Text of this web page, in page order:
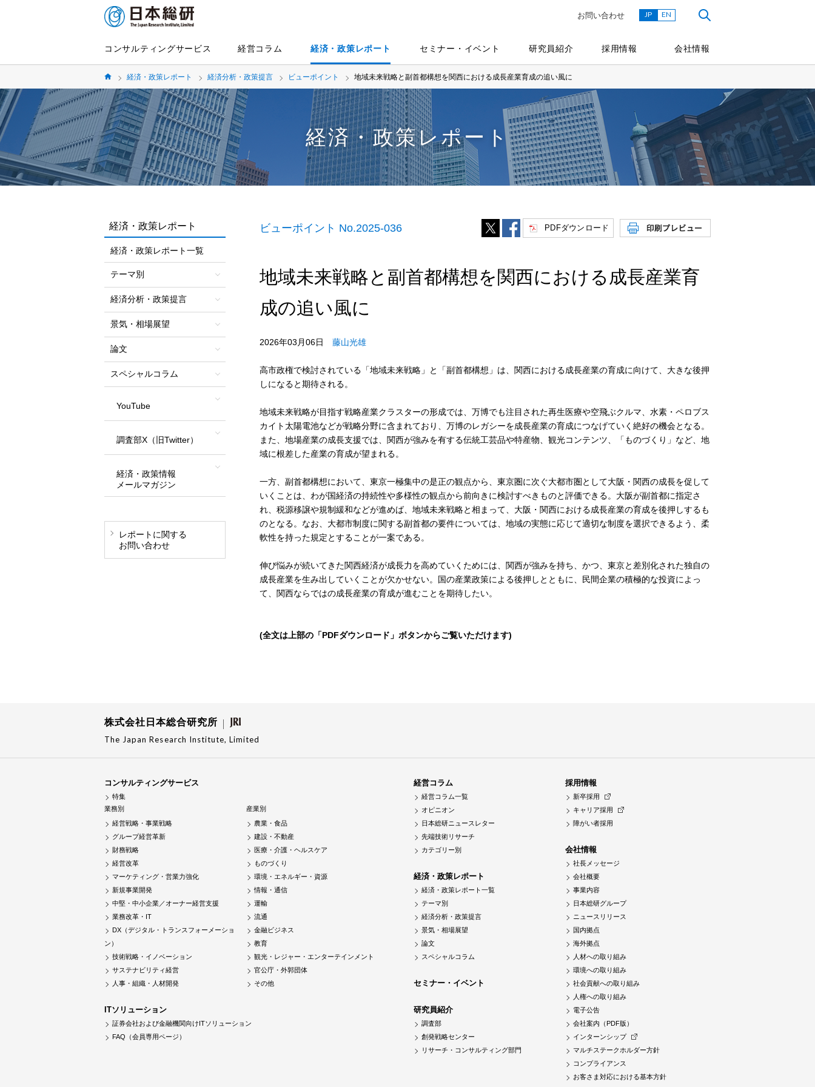
コンサルティングサービス 経営コラム 経済・政策レポート セミナー・イベント 研究員紹介 採用情報 会社情報
お問い合わせ JP EN
経済・政策レポート 経済分析・政策提言 ビューポイント 地域未来戦略と副首都構想を関西における成長産業育成の追い風に
経済・政策レポート
PDFダウンロード
ビューポイント No.2025-036
地域未来戦略と副首都構想を関西における成長産業育
成の追い風に
2026年03月06日 藤山光雄
高市政権で検討されている「地域未来戦略」と「副首都構想」は、関西における成長産業の育成に向けて、大きな後押
しになると期待される。
地域未来戦略が目指す戦略産業クラスターの形成では、万博でも注目された再生医療や空飛ぶクルマ、水素・ペロブス
カイト太陽電池などが戦略分野に含まれており、万博のレガシーを成長産業の育成につなげていく絶好の機会となる。
また、地場産業の成長支援では、関西が強みを有する伝統工芸品や特産物、観光コンテンツ、「ものづくり」など、地
域に根差した産業の育成が望まれる。
一方、副首都構想において、東京一極集中の是正の観点から、東京圏に次ぐ大都市圏として大阪・関西の成長を促して
いくことは、わが国経済の持続性や多様性の観点から前向きに検討すべきものと評価できる。大阪が副首都に指定さ
れ、税源移譲や規制緩和などが進めば、地域未来戦略と相まって、大阪・関西における成長産業の育成を後押しするも
のとなる。なお、大都市制度に関する副首都の要件については、地域の実態に応じて適切な制度を選択できるよう、柔
軟性を持った規定とすることが一案である。
伸び悩みが続いてきた関西経済が成長力を高めていくためには、関西が強みを持ち、かつ、東京と差別化された独自の
成長産業を生み出していくことが欠かせない。国の産業政策による後押しとともに、民間企業の積極的な投資によっ
て、関西ならではの成長産業の育成が進むことを期待したい。
(全文は上部の「PDFダウンロード」ボタンからご覧いただけます)
経済・政策レポート
経済・政策レポート一覧
テーマ別
経済分析・政策提言
景気・相場展望
論文
スペシャルコラム
YouTube
調査部X（旧Twitter）
経済・政策情報
メールマガジン
レポートに関する
お問い合わせ
株式会社日本総合研究所
The Japan Research Institute, Limited
コンサルティングサービス
特集
業務別
経営戦略・事業戦略
グループ経営革新
財務戦略
経営改革
マーケティング・営業力強化
新規事業開発
中堅・中小企業／オーナー経営支援
業務改革・IT
DX（デジタル・トランスフォーメーショ
ン）
技術戦略・イノベーション
サステナビリティ経営
人事・組織・人材開発
産業別
農業・食品
建設・不動産
医療・介護・ヘルスケア
ものづくり
環境・エネルギー・資源
情報・通信
運輸
流通
金融ビジネス
教育
観光・レジャー・エンターテインメント
官公庁・外郭団体
その他
ITソリューション
証券会社および金融機関向けITソリューション
FAQ（会員専用ページ）
経営コラム
経営コラム一覧
オピニオン
日本総研ニュースレター
先端技術リサーチ
カテゴリー別
経済・政策レポート
経済・政策レポート一覧
テーマ別
経済分析・政策提言
景気・相場展望
論文
スペシャルコラム
セミナー・イベント
研究員紹介
調査部
創発戦略センター
リサーチ・コンサルティング部門
採用情報
新卒採用
キャリア採用
障がい者採用
会社情報
社長メッセージ
会社概要
事業内容
日本総研グループ
ニュースリリース
国内拠点
海外拠点
人材への取り組み
環境への取り組み
社会貢献への取り組み
人権への取り組み
電子公告
会社案内（PDF版）
インターンシップ
マルチステークホルダー方針
コンプライアンス
お客さま対応における基本方針